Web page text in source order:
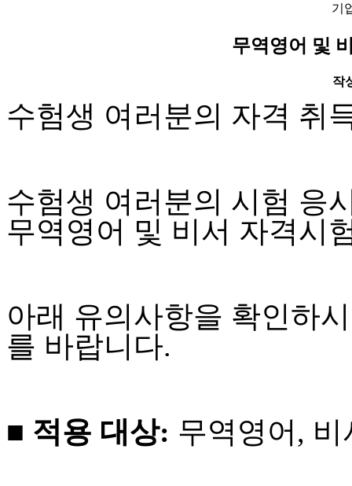
기
무역영어 및
작
수험생 여러분의 자격 취
수험생 여러분의 시험 응
무역영어 및 비서 자격시
아래 유의사항을 확인하
를 바랍니다.
■ 적용 대상: 무역영어,